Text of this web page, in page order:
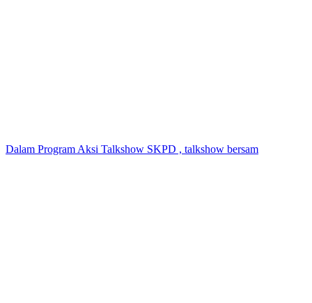
Dalam Program Aksi Talkshow SKPD , talkshow bersam